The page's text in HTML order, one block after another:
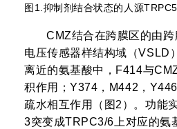
图1.抑制剂结合状态的人源
CMZ结合在跨膜区的由
电压传感器样结构域（VSLD
离近的氨基酸中，F414与
积作用；Y374，M442，
疏水相互作用（图2）。功能
3突变成TRPC3/6上对应的氨